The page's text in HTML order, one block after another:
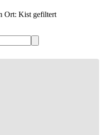
Ort: Kist gefiltert